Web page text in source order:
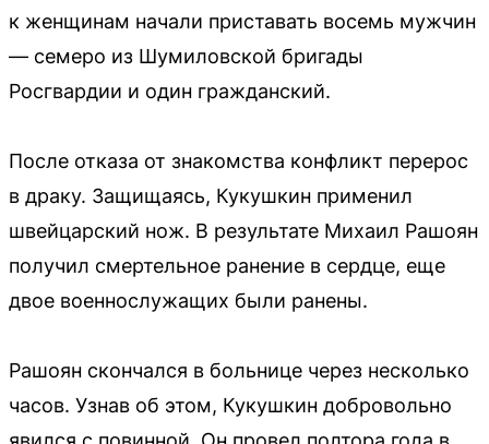
к женщинам начали приставать восемь мужчин
— семеро из Шумиловской бригады
Росгвардии и один гражданский.
После отказа от знакомства конфликт перерос
в драку. Защищаясь, Кукушкин применил
швейцарский нож. В результате Михаил Рашоян
получил смертельное ранение в сердце, еще
двое военнослужащих были ранены.
Рашоян скончался в больнице через несколько
часов. Узнав об этом, Кукушкин добровольно